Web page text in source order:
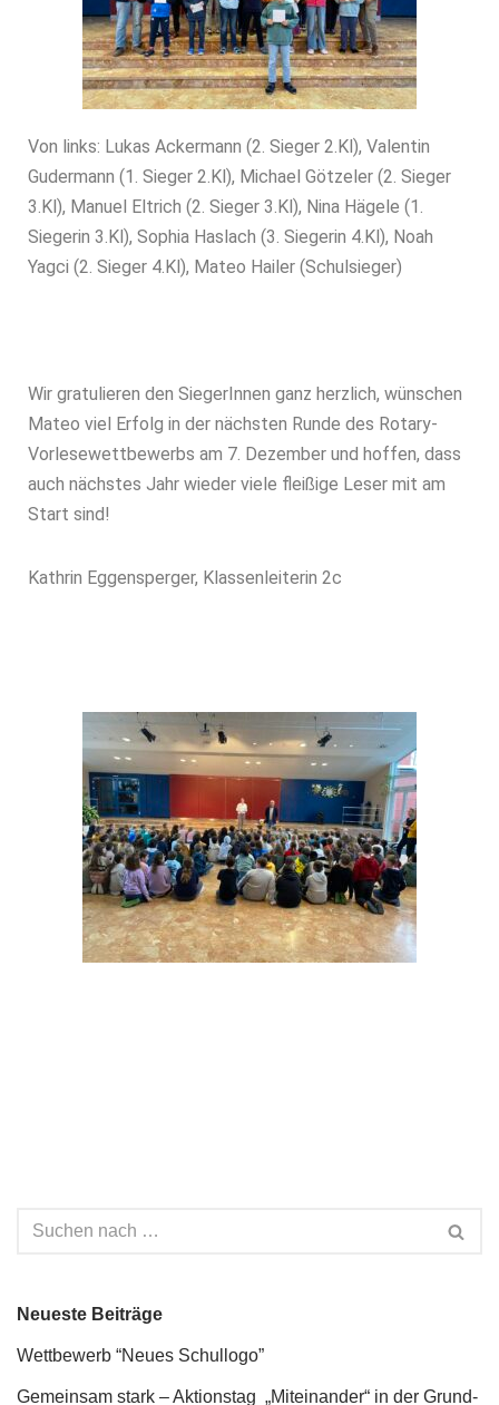
Von links: Lukas Ackermann (2. Sieger 2.Kl), Valentin
Gudermann (1. Sieger 2.Kl), Michael Götzeler (2. Sieger
3.Kl), Manuel Eltrich (2. Sieger 3.Kl), Nina Hägele (1.
Siegerin 3.Kl), Sophia Haslach (3. Siegerin 4.Kl), Noah
Yagci (2. Sieger 4.Kl), Mateo Hailer (Schulsieger)
Wir gratulieren den SiegerInnen ganz herzlich, wünschen
Mateo viel Erfolg in der nächsten Runde des Rotary-
Vorlesewettbewerbs am 7. Dezember und hoffen, dass
auch nächstes Jahr wieder viele fleißige Leser mit am
Start sind!
Kathrin Eggensperger, Klassenleiterin 2c
Neueste Beiträge
Wettbewerb “Neues Schullogo”
Gemeinsam stark – Aktionstag „Miteinander“ in der Grund-